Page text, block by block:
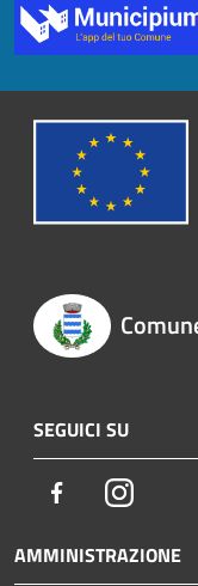
SEGUICI SU
Facebook
AMMINISTRAZIONE